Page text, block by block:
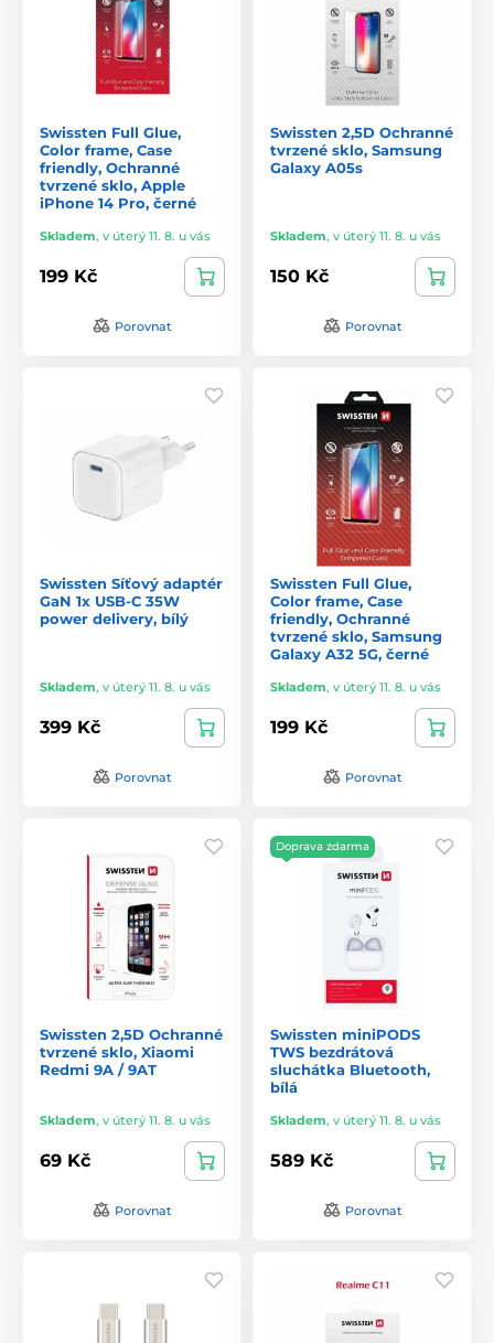
Swissten Full Glue,
Color frame, Case
friendly, Ochranné
tvrzené sklo, Apple
iPhone 14 Pro, černé
Skladem, v úterý 11. 8. u vás
199 Kč
Porovnat
Swissten 2,5D Ochranné
tvrzené sklo, Samsung
Galaxy A05s
Skladem, v úterý 11. 8. u vás
150 Kč
Porovnat
Swissten Síťový adaptér
GaN 1x USB-C 35W
power delivery, bílý
Skladem, v úterý 11. 8. u vás
399 Kč
Porovnat
Swissten Full Glue,
Color frame, Case
friendly, Ochranné
tvrzené sklo, Samsung
Galaxy A32 5G, černé
Skladem, v úterý 11. 8. u vás
199 Kč
Porovnat
Swissten 2,5D Ochranné
tvrzené sklo, Xiaomi
Redmi 9A / 9AT
Skladem, v úterý 11. 8. u vás
69 Kč
Porovnat
Doprava zdarma
Swissten miniPODS
TWS bezdrátová
sluchátka Bluetooth,
bílá
Skladem, v úterý 11. 8. u vás
589 Kč
Porovnat